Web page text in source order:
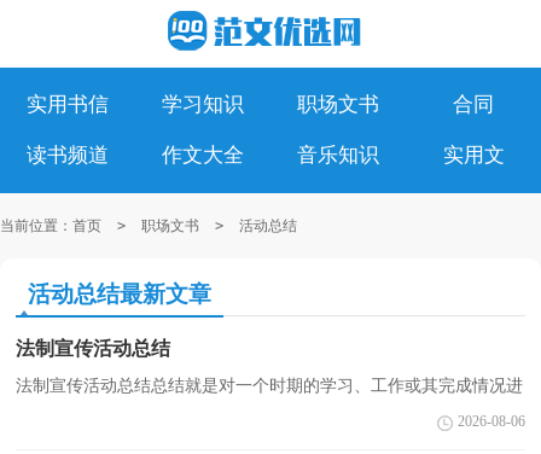
实用书信 学习知识 职场文书 合同
读书频道 作文大全 音乐知识 实用文
当前位置： 首页 > 职场文书 > 活动总结
活动总结最新文章
法制宣传活动总结
法制宣传活动总结总结就是对一个时期的学习、工作或其完成情况进
行一次全面系统的回顾和分析的书面材料，它在我们的学习、工作中
2026-08-06